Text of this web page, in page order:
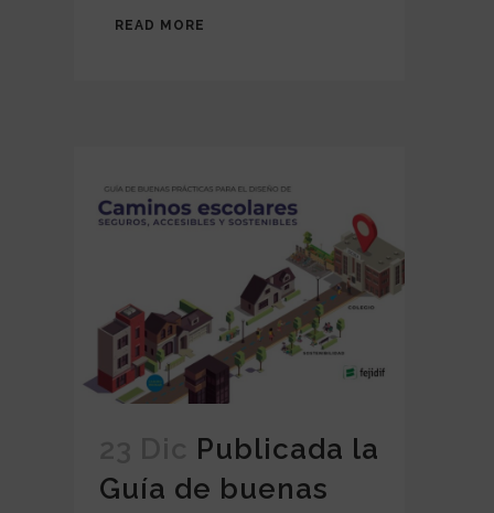
READ MORE
Publicada la
Guía de buenas